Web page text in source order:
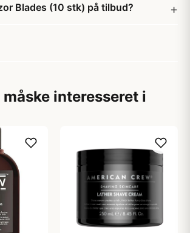
Blades (10 stk) på tilbud?
måske interesseret i